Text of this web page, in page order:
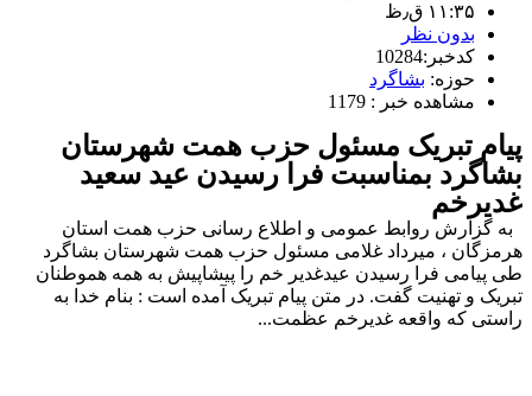
۱۱:۳۵ ق٫ظ
بدون نظر
کدخبر:10284
حوزه: بشاگرد
مشاهده خبر : 1179
پیام تبریک مسئول حزب همت شهرستان
بشاگرد بمناسبت فرا رسیدن عید سعید
غدیرخم
به گزارش روابط عمومی و اطلاع رسانی حزب همت استان
هرمزگان ، میرداد غلامی مسئول حزب همت شهرستان بشاگرد
طی پیامی فرا رسیدن عیدغدیر خم را پیشاپیش به همه هموطنان
تبریک و تهنیت گفت. در متن پیام تبریک آمده است : بنام خدا به
راستی که واقعه غدیرخم عظمت...